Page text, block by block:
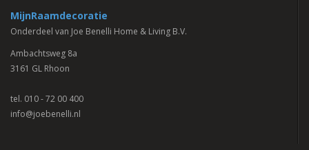
MijnRaamdecoratie
Onderdeel van Joe Benelli Home & Living B.V.
Ambachtsweg 8a
3161 GL Rhoon
tel. 010 - 72 00 400
info@joebenelli.nl